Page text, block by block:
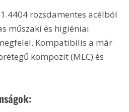
rozsdamentes acélból
műszaki és higiéniai
Kompatibilis a már
kompozit (MLC) és